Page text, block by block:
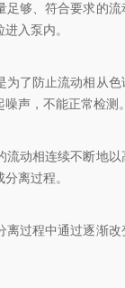
够、符合要求的流
入泵内。
了防止流动相从色
声，不能正常检测。
动相连续不断地以
离过程。
过程中通过逐渐改